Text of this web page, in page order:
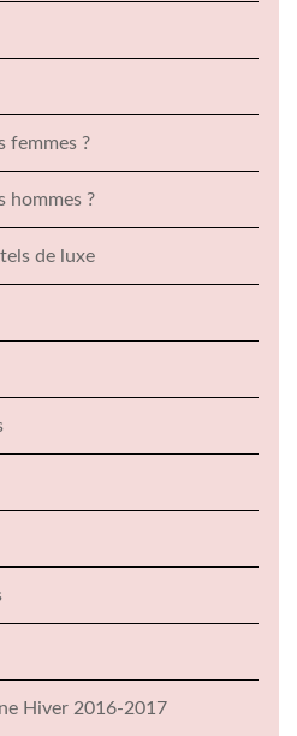
femmes ?
hommes ?
de luxe
Hiver 2016-2017